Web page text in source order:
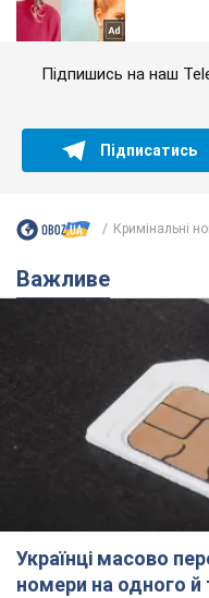
Підпишись на наш
Підписатись
Кримінальні
Важливе
Українці масово
номери на одного й